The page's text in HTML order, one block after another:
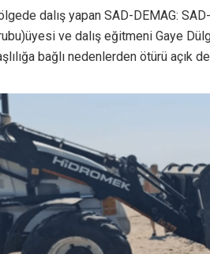
dalış yapan SAD-DEMAG:
ve dalış eğitmeni Gaye
bağlı nedenlerden ötürü açık